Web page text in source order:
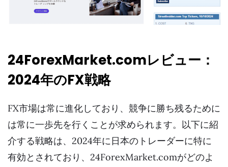
24ForexMarket.comレビュー：
2024年のFX戦略
FX市場は常に進化しており、競争に勝ち残るために
は常に一歩先を行くことが求められます。以下に紹
介する戦略は、2024年に日本のトレーダーに特に
有効とされており、24ForexMarket.comがどのよ